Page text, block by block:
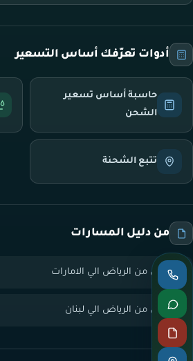
أدوات تعرّفك أساس التسعير
حاسبة أساس تسعير
الشحن
تتبع الشحنة
من دليل المسارات
شحن من الرياض الي الامارات
شحن من الرياض الي لبنان